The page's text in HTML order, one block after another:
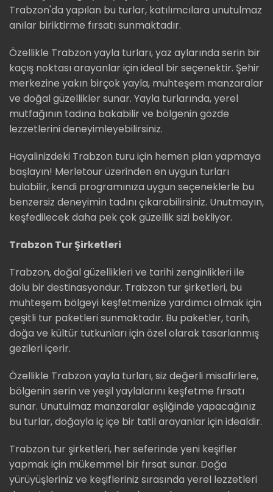
Trabzon'da yapılan bu turlar, katılımcılara unutulmaz
anılar biriktirme fırsatı sunmaktadır.
Özellikle Trabzon yayla turları, yaz aylarında serin bir
kaçış noktası arayanlar için ideal bir seçenektir. Şehir
merkezine yakın birçok yayla, muhteşem manzaralar
ve doğal güzellikler sunar. Yayla turlarında, yerel
mutfağının tadına bakabilir ve bölgenin gözde
lezzetlerini deneyimleyebilirsiniz.
Hayalinizdeki Trabzon turu için hemen plan yapmaya
başlayın! Merletour üzerinden en uygun turları
bulabilir, kendi programınıza uygun seçeneklerle bu
benzersiz deneyimin tadını çıkarabilirsiniz. Unutmayın,
keşfedilecek daha pek çok güzellik sizi bekliyor.
Trabzon Tur Şirketleri
Trabzon, doğal güzellikleri ve tarihi zenginlikleri ile
dolu bir destinasyondur. Trabzon tur şirketleri, bu
muhteşem bölgeyi keşfetmenize yardımcı olmak için
çeşitli tur paketleri sunmaktadır. Bu paketler, tarih,
doğa ve kültür tutkunları için özel olarak tasarlanmış
gezileri içerir.
Özellikle Trabzon yayla turları, siz değerli misafirlere,
bölgenin serin ve yeşil yaylalarını keşfetme fırsatı
sunar. Unutulmaz manzaralar eşliğinde yapacağınız
bu turlar, doğayla iç içe bir tatil arayanlar için idealdir.
Trabzon tur şirketleri, her seferinde yeni keşifler
yapmak için mükemmel bir fırsat sunar. Doğa
yürüyüşleriniz ve keşifleriniz sırasında yerel lezzetleri